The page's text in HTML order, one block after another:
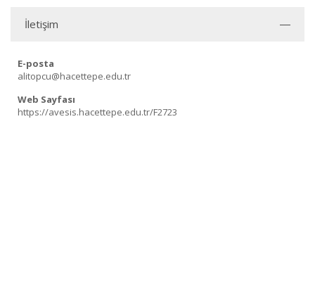
İletişim
E-posta
alitopcu@hacettepe.edu.tr
Web Sayfası
https://avesis.hacettepe.edu.tr/F2723